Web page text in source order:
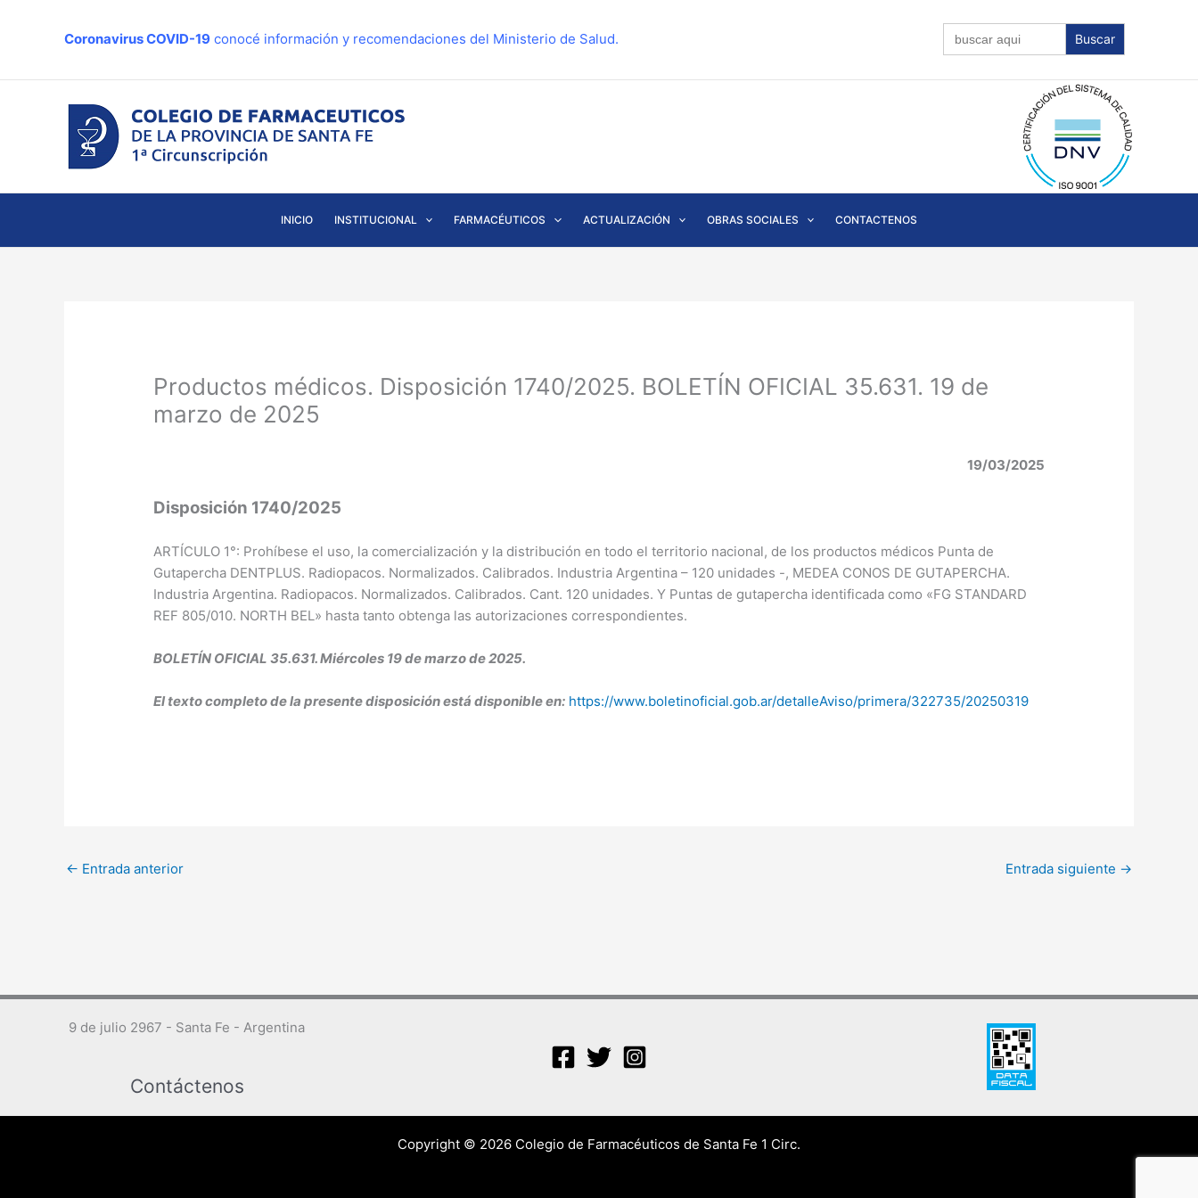
Coronavirus COVID-19 conocé información y recomendaciones del Ministerio de Salud.
Buscar:
INICIO INSTITUCIONAL FARMACÉUTICOS ACTUALIZACIÓN OBRAS SOCIALES CONTACTENOS
Productos médicos. Disposición 1740/2025. BOLETÍN OFICIAL 35.631. 19 de
marzo de 2025
19/03/2025
Disposición 1740/2025
ARTÍCULO 1°: Prohíbese el uso, la comercialización y la distribución en todo el territorio nacional, de los productos médicos Punta de
Gutapercha DENTPLUS. Radiopacos. Normalizados. Calibrados. Industria Argentina – 120 unidades -, MEDEA CONOS DE GUTAPERCHA.
Industria Argentina. Radiopacos. Normalizados. Calibrados. Cant. 120 unidades. Y Puntas de gutapercha identificada como «FG STANDARD
REF 805/010. NORTH BEL» hasta tanto obtenga las autorizaciones correspondientes.
BOLETÍN OFICIAL 35.631. Miércoles 19 de marzo de 2025.
El texto completo de la presente disposición está disponible en: https://www.boletinoficial.gob.ar/detalleAviso/primera/322735/20250319
← Entrada anterior Entrada siguiente →
9 de julio 2967 - Santa Fe - Argentina
Contáctenos
Copyright © 2026 Colegio de Farmacéuticos de Santa Fe 1 Circ.